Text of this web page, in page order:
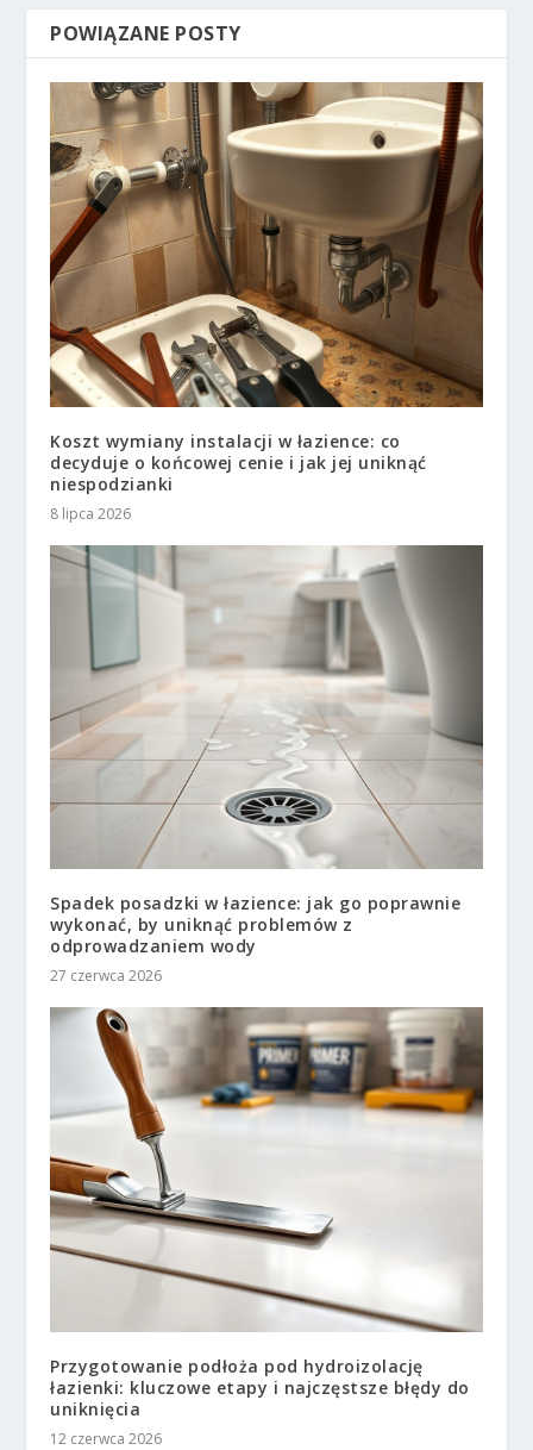
POWIĄZANE POSTY
Koszt wymiany instalacji w łazience: co
decyduje o końcowej cenie i jak jej uniknąć
niespodzianki
8 lipca 2026
Spadek posadzki w łazience: jak go poprawnie
wykonać, by uniknąć problemów z
odprowadzaniem wody
27 czerwca 2026
Przygotowanie podłoża pod hydroizolację
łazienki: kluczowe etapy i najczęstsze błędy do
uniknięcia
12 czerwca 2026